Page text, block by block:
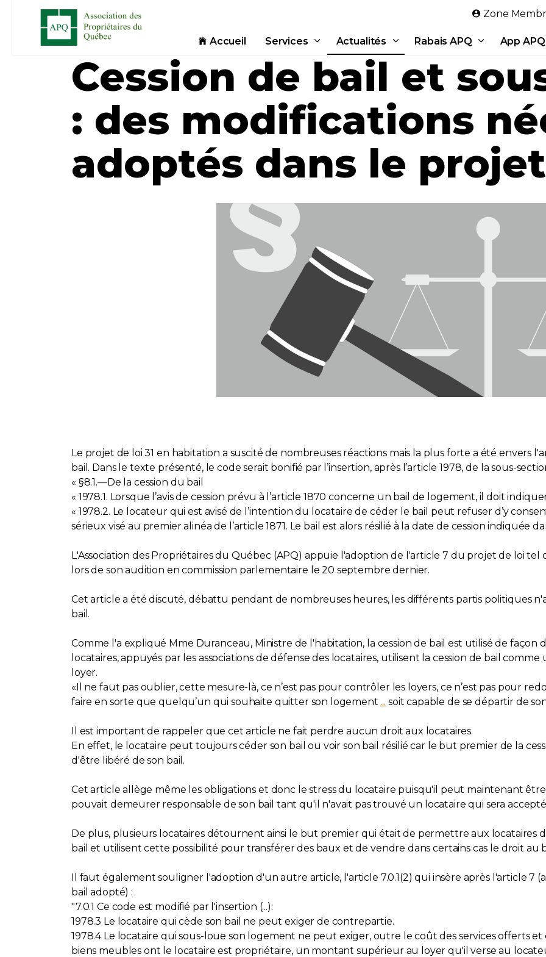
Accueil Services Actualités Rabais APQ App APQ
Zone
Cession de bail et
: des modifications
adoptés dans le
Le projet de loi 31 en habitation a suscité de nombreuses réactions mais la plus forte a été envers
bail. Dans le texte présenté, le code serait bonifié par l’insertion, après l’article 1978, de la sous-
« §8.1.—De la cession du bail
« 1978.1. Lorsque l’avis de cession prévu à l’article 1870 concerne un bail de logement, il doit
« 1978.2. Le locateur qui est avisé de l’intention du locataire de céder le bail peut refuser d’y
sérieux visé au premier alinéa de l’article 1871. Le bail est alors résilié à la date de cession indiquée
L'Association des Propriétaires du Québec (APQ) appuie l'adoption de l'article 7 du projet de loi
lors de son audition en commission parlementaire le 20 septembre dernier.
Cet article a été discuté, débattu pendant de nombreuses heures, les différents partis politiques
bail.
Comme l'a expliqué Mme Duranceau, Ministre de l'habitation, la cession de bail est utilisé de
locataires, appuyés par les associations de défense des locataires, utilisent la cession de bail
loyer.
«Il ne faut pas oublier, cette mesure-là, ce n’est pas pour contrôler les loyers, ce n’est pas pour
faire en sorte que quelqu’un qui souhaite quitter son logement ... soit capable de se départir de
Il est important de rappeler que cet article ne fait perdre aucun droit aux locataires.
En effet, le locataire peut toujours céder son bail ou voir son bail résilié car le but premier de la
d'être libéré de son bail.
Cet article allège même les obligations et donc le stress du locataire puisqu'il peut maintenant
pouvait demeurer responsable de son bail tant qu'il n'avait pas trouvé un locataire qui sera
De plus, plusieurs locataires détournent ainsi le but premier qui était de permettre aux locataires
bail et utilisent cette possibilité pour transférer des baux et de vendre dans certains cas le droit au
Il faut également souligner l'adoption d'un autre article, l'article 7.0.1(2) qui insère après l'article 7
bail adopté) :
"7.0.1 Ce code est modifié par l'insertion (...):
1978.3 Le locataire qui cède son bail ne peut exiger de contrepartie.
1978.4 Le locataire qui sous-loue son logement ne peut exiger, outre le coût des services offerts et
biens meubles ont le locataire est propriétaire, un montant supérieur au loyer qu'il verse au